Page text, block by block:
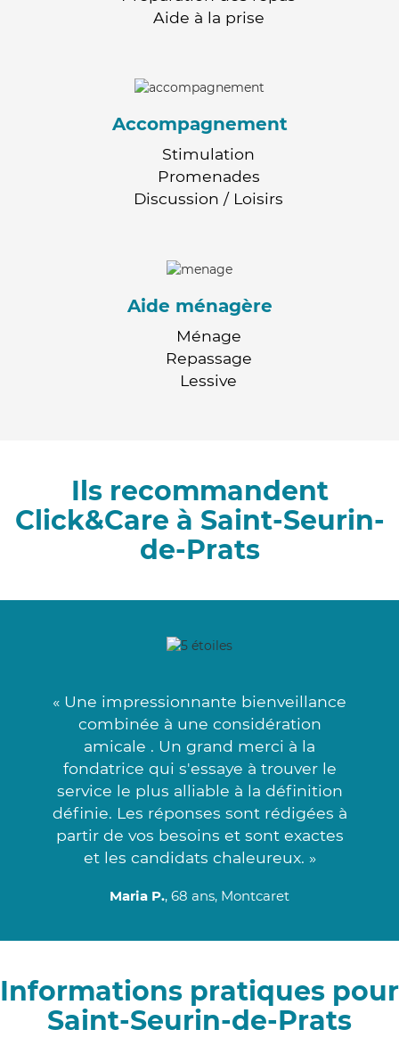
Aide à la prise
Accompagnement
Stimulation
Promenades
Discussion / Loisirs
Aide ménagère
Ménage
Repassage
Lessive
Ils recommandent
Click&Care à Saint-Seurin-
de-Prats
« Une impressionnante bienveillance
combinée à une considération
amicale . Un grand merci à la
fondatrice qui s'essaye à trouver le
service le plus alliable à la définition
définie. Les réponses sont rédigées à
partir de vos besoins et sont exactes
et les candidats chaleureux. »
Maria P., 68 ans, Montcaret
Informations pratiques pour
Saint-Seurin-de-Prats